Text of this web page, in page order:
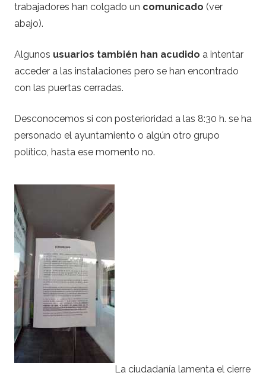
trabajadores han colgado un comunicado (ver
abajo).
Algunos usuarios también han acudido a intentar
acceder a las instalaciones pero se han encontrado
con las puertas cerradas.
Desconocemos si con posterioridad a las 8:30 h. se ha
personado el ayuntamiento o algún otro grupo
político, hasta ese momento no.
La ciudadanía lamenta el cierre